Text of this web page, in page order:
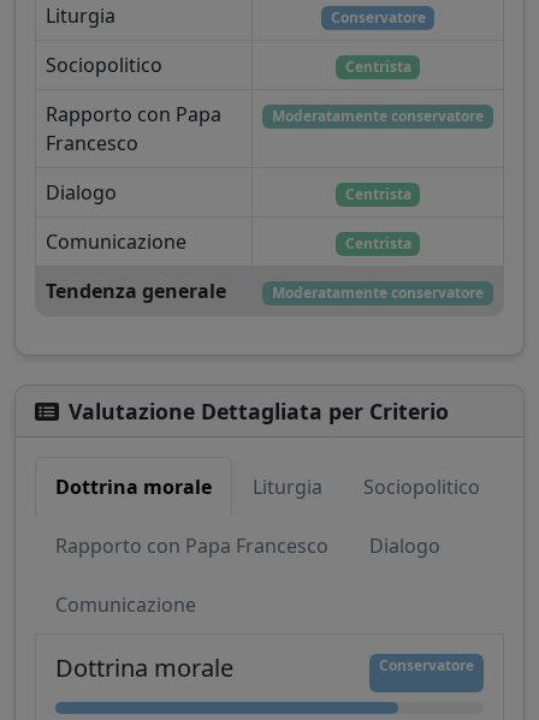
Liturgia Conservatore
Sociopolitico Centrista
Rapporto con Papa
Francesco
Moderatamente conservatore
Dialogo Centrista
Comunicazione Centrista
Tendenza generale Moderatamente conservatore
Valutazione Dettagliata per Criterio
Dottrina morale Liturgia Sociopolitico
Rapporto con Papa Francesco Dialogo
Comunicazione
Dottrina morale Conservatore